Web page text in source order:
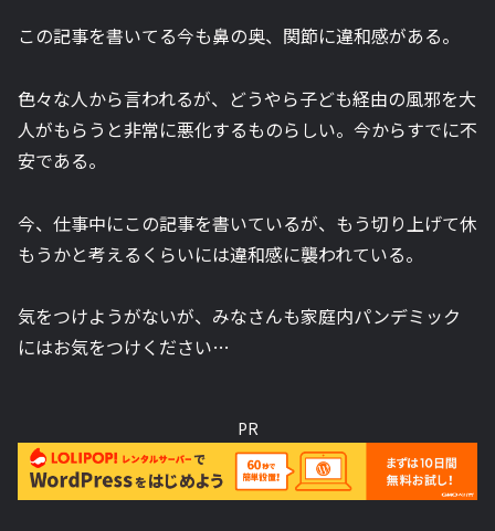
この記事を書いてる今も鼻の奥、関節に違和感がある。
色々な人から言われるが、どうやら子ども経由の風邪を大
人がもらうと非常に悪化するものらしい。今からすでに不
安である。
今、仕事中にこの記事を書いているが、もう切り上げて休
もうかと考えるくらいには違和感に襲われている。
気をつけようがないが、みなさんも家庭内パンデミック
にはお気をつけください…
PR